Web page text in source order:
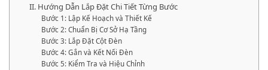
II. Hướng Dẫn Lắp Đặt Chi Tiết Từng Bước
Bước 1: Lập Kế Hoạch và Thiết Kế
Bước 2: Chuẩn Bị Cơ Sở Hạ Tầng
Bước 3: Lắp Đặt Cột Đèn
Bước 4: Gắn và Kết Nối Đèn
Bước 5: Kiểm Tra và Hiệu Chỉnh